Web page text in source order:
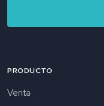
PRODUCTO
Venta